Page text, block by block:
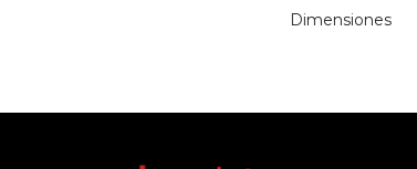
Dimensiones